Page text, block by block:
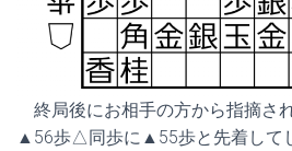
終局後にお相手の方から指摘さ
▲56歩△同歩に▲55歩と先着して